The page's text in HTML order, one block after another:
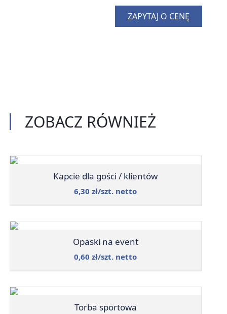
ZAPYTAJ O CENĘ
ZOBACZ RÓWNIEŻ
Kapcie dla gości / klientów
6,30 zł/szt. netto
Opaski na event
0,60 zł/szt. netto
Torba sportowa